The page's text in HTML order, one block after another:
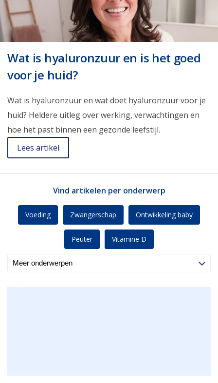
Wat is hyaluronzuur en is het goed
voor je huid?
Wat is hyaluronzuur en wat doet hyaluronzuur voor je
huid? Heldere uitleg over werking, verwachtingen en
hoe het past binnen een gezonde leefstijl.
Lees artikel
Vind artikelen per onderwerp
Voeding Zwangerschap Ontwikkeling baby
Peuter Vitamine D